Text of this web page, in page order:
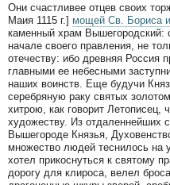
Они счастливее отцев своих
Маия 1115 г.] мощей Св. Бориса
каменный храм
начале своего правления, не
отечеству: ибо древняя Россия
главными ее небесными
наших воинств. Еще будучи
серебряную раку святых
хитрою, как говорит Летописец,
художеству. Из отдаленнейших
Вышегороде Князья,
множество людей теснилось на
хотел прикоснуться к святому
дорогу для клироса, велел